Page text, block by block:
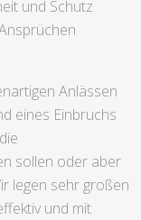
und Schutz
Anlässen
eines Einbruchs
sollen oder aber
legen sehr großen
und mit